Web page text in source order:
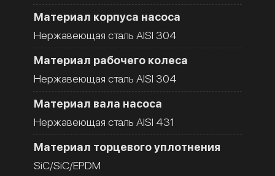
Материал корпуса насоса
Нержавеющая сталь AISI 304
Материал рабочего колеса
Нержавеющая сталь AISI 304
Материал вала насоса
Нержавеющая сталь AISI 431
Материал торцевого уплотнения
SiC/SiC/EPDM